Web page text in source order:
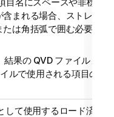
まれる場合、ストレー
は角括弧で囲む必要が
結果の QVDファイルま
ルで使用される項目の
して使用するロード済み